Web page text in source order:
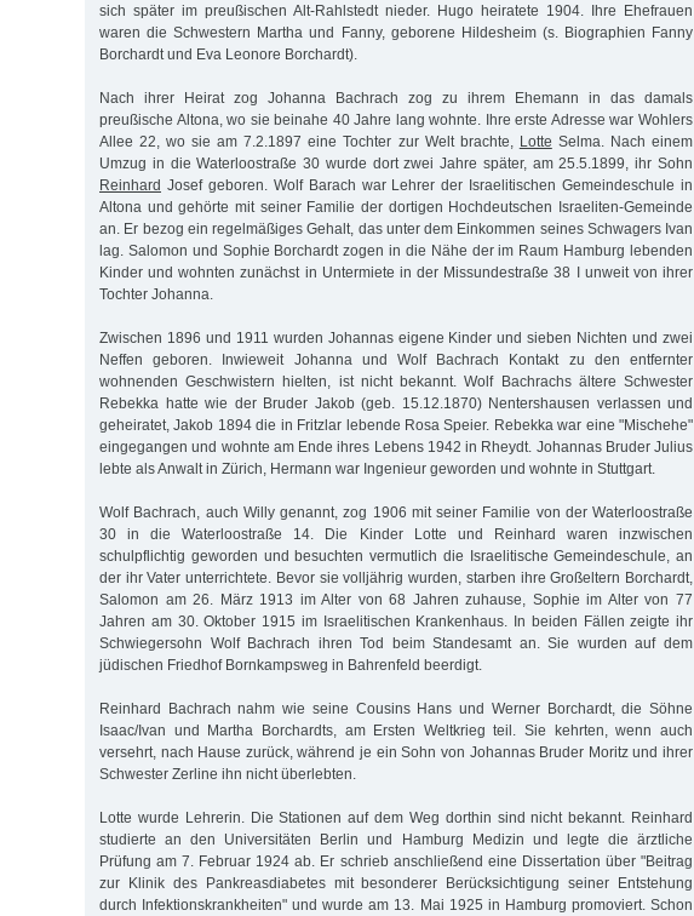
sich später im preußischen Alt-Rahlstedt nieder. Hugo heiratete 1904. Ihre Ehefrauen
waren die Schwestern Martha und Fanny, geborene Hildesheim (s. Biographien Fanny
Borchardt und Eva Leonore Borchardt).
Nach ihrer Heirat zog Johanna Bachrach zog zu ihrem Ehemann in das damals
preußische Altona, wo sie beinahe 40 Jahre lang wohnte. Ihre erste Adresse war Wohlers
Allee 22, wo sie am 7.2.1897 eine Tochter zur Welt brachte, Lotte Selma. Nach einem
Umzug in die Waterloostraße 30 wurde dort zwei Jahre später, am 25.5.1899, ihr Sohn
Reinhard Josef geboren. Wolf Barach war Lehrer der Israelitischen Gemeindeschule in
Altona und gehörte mit seiner Familie der dortigen Hochdeutschen Israeliten-Gemeinde
an. Er bezog ein regelmäßiges Gehalt, das unter dem Einkommen seines Schwagers Ivan
lag. Salomon und Sophie Borchardt zogen in die Nähe der im Raum Hamburg lebenden
Kinder und wohnten zunächst in Untermiete in der Missundestraße 38 I unweit von ihrer
Tochter Johanna.
Zwischen 1896 und 1911 wurden Johannas eigene Kinder und sieben Nichten und zwei
Neffen geboren. Inwieweit Johanna und Wolf Bachrach Kontakt zu den entfernter
wohnenden Geschwistern hielten, ist nicht bekannt. Wolf Bachrachs ältere Schwester
Rebekka hatte wie der Bruder Jakob (geb. 15.12.1870) Nentershausen verlassen und
geheiratet, Jakob 1894 die in Fritzlar lebende Rosa Speier. Rebekka war eine "Mischehe"
eingegangen und wohnte am Ende ihres Lebens 1942 in Rheydt. Johannas Bruder Julius
lebte als Anwalt in Zürich, Hermann war Ingenieur geworden und wohnte in Stuttgart.
Wolf Bachrach, auch Willy genannt, zog 1906 mit seiner Familie von der Waterloostraße
30 in die Waterloostraße 14. Die Kinder Lotte und Reinhard waren inzwischen
schulpflichtig geworden und besuchten vermutlich die Israelitische Gemeindeschule, an
der ihr Vater unterrichtete. Bevor sie volljährig wurden, starben ihre Großeltern Borchardt,
Salomon am 26. März 1913 im Alter von 68 Jahren zuhause, Sophie im Alter von 77
Jahren am 30. Oktober 1915 im Israelitischen Krankenhaus. In beiden Fällen zeigte ihr
Schwiegersohn Wolf Bachrach ihren Tod beim Standesamt an. Sie wurden auf dem
jüdischen Friedhof Bornkampsweg in Bahrenfeld beerdigt.
Reinhard Bachrach nahm wie seine Cousins Hans und Werner Borchardt, die Söhne
Isaac/Ivan und Martha Borchardts, am Ersten Weltkrieg teil. Sie kehrten, wenn auch
versehrt, nach Hause zurück, während je ein Sohn von Johannas Bruder Moritz und ihrer
Schwester Zerline ihn nicht überlebten.
Lotte wurde Lehrerin. Die Stationen auf dem Weg dorthin sind nicht bekannt. Reinhard
studierte an den Universitäten Berlin und Hamburg Medizin und legte die ärztliche
Prüfung am 7. Februar 1924 ab. Er schrieb anschließend eine Dissertation über "Beitrag
zur Klinik des Pankreasdiabetes mit besonderer Berücksichtigung seiner Entstehung
durch Infektionskrankheiten" und wurde am 13. Mai 1925 in Hamburg promoviert. Schon